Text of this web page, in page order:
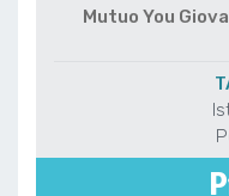
Mutuo You